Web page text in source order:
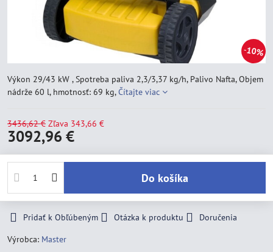
10%
Výkon 29/43 kW , Spotreba paliva 2,3/3,37 kg/h, Palivo Nafta, Objem
nádrže 60 l, hmotnosť: 69 kg,Čítajte viac
3436,62 € Zľava 343,66 €
3092,96 €
Do košíka
Pridať k Obľúbeným Otázka k produktu
Doručenia
Výrobca: Master